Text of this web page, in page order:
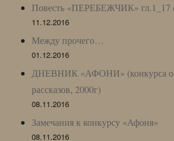
Повесть «ПЕРЕБЕЖЧИК» гл.1_17
11.12.2016
Между прочего…
01.12.2016
ДНЕВНИК «АФОНИ» (конкурса
рассказов, 2000г)
08.11.2016
Замечания к конкурсу «Афоня»
08.11.2016